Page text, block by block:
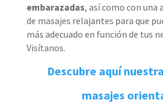
embarazadas, así como con una
de masajes relajantes para que
más adecuado en función de tus
Visítanos.
Descubre aquí
masajes